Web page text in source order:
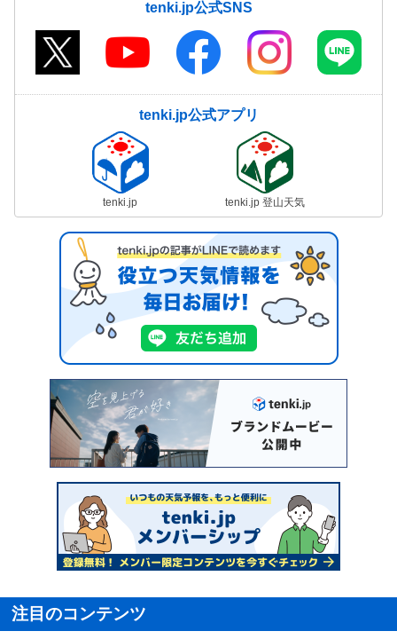
tenki.jp公式SNS
tenki.jp公式アプリ
tenki.jp tenki.jp 登山天気
注目のコンテンツ